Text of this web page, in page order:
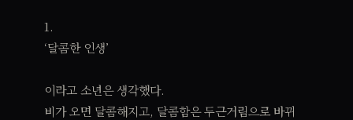
1.
‘달콤한 인생’
이라고 소년은 생각했다.
비가 오면 달콤해지고, 달콤함은 두근거림으로 바뀌